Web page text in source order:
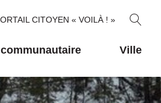
CITOYEN « VOILÀ ! »
R
C
Ville